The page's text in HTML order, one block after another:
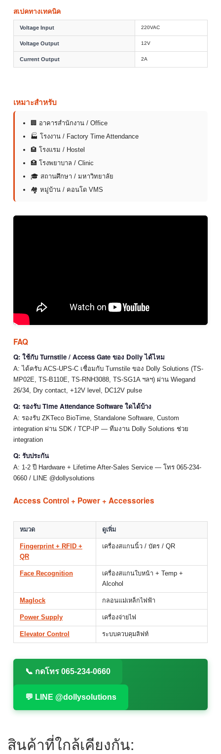
สเปคทางเทคนิค
Voltage Input 220VAC
Voltage Output 12V
Current Output 2A
เหมาะสำหรับ
🏢 อาคารสำนักงาน / Office
🏭 โรงงาน / Factory Time Attendance
🏨 โรงแรม / Hostel
🏥 โรงพยาบาล / Clinic
🎓 สถานศึกษา / มหาวิทยาลัย
🏘 หมู่บ้าน / คอนโด VMS
FAQ
Q: ใช้กับ Turnstile / Access Gate ของ Dolly ได้ไหม
A: ได้ครับ ACS-UPS-C เชื่อมกับ Turnstile ของ Dolly Solutions (TS-
MP02E, TS-B110E, TS-RNH3088, TS-SG1A ฯลฯ) ผ่าน Wiegand
26/34, Dry contact, +12V level, DC12V pulse
Q: รองรับ Time Attendance Software ใดได้บ้าง
A: รองรับ ZKTeco BioTime, Standalone Software, Custom
integration ผ่าน SDK / TCP-IP — ทีมงาน Dolly Solutions ช่วย
integration
Q: รับประกัน
A: 1-2 ปี Hardware + Lifetime After-Sales Service — โทร 065-234-
0660 / LINE @dollysolutions
Access Control + Power + Accessories
หมวด ดูเพิ่ม
Fingerprint + RFID +
QR
เครื่องสแกนนิ้ว / บัตร / QR
Face Recognition
เครื่องสแกนใบหน้า + Temp +
Alcohol
Maglock กลอนแม่เหล็กไฟฟ้า
Power Supply เครื่องจ่ายไฟ
Elevator Control ระบบควบคุมลิฟท์
📞 กดโทร 065-234-0660
💬 LINE @dollysolutions
สินค้าที่ใกล้เคียงกัน: